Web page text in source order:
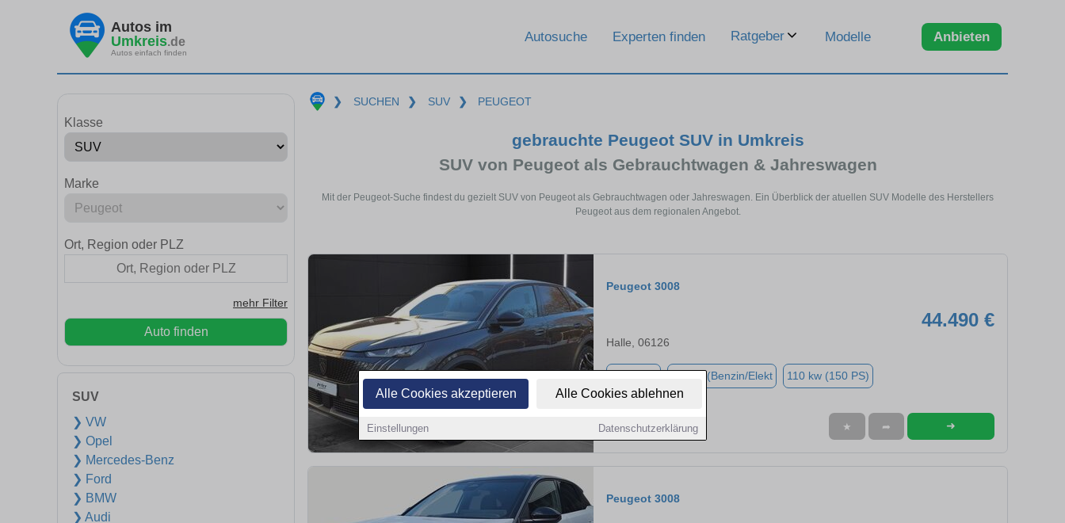
Alle Cookies akzeptieren Alle Cookies ablehnen
Einstellungen Datenschutzerklärung
Autos im
Umkreis.de
Autos einfach finden
Autosuche Experten finden Ratgeber Modelle Anbieten
Klasse
Marke
Ort, Region oder PLZ
mehr Filter
Auto finden
SUV
❯ VW
❯ Opel
❯ Mercedes-Benz
❯ Ford
❯ BMW
❯ Audi
❯ SUCHEN ❯ SUV ❯ PEUGEOT
gebrauchte Peugeot SUV in Umkreis
SUV von Peugeot als Gebrauchtwagen & Jahreswagen
Mit der Peugeot-Suche findest du gezielt SUV von Peugeot als Gebrauchtwagen oder Jahreswagen. Ein Überblick der atuellen SUV Modelle des Herstellers
Peugeot aus dem regionalen Angebot.
Peugeot 3008
44.490 €
Halle, 06126
Hybrid (Benzin/Elekt 110 kw (150 PS)
★ ➦ ➜
Peugeot 3008